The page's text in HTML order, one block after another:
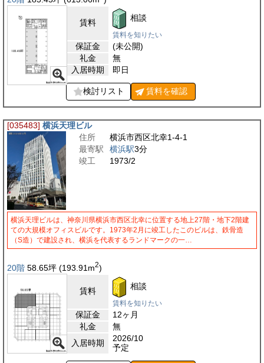
賃料 相談
賃料を知りたい
保証金
(未公開)
礼金
無
入居時期
即日
検討リスト 賃料を確認
[035483] 横浜天理ビル
住所
横浜市西区北幸1-4-1
最寄駅
横浜駅3分
竣工
1973/2
横浜天理ビルは、神奈川県横浜市西区北幸に位置する地上27階・地下2階建
ての大規模オフィスビルです。1973年2月に竣工したこのビルは、鉄骨造
（S造）で建設され、横浜を代表するランドマークの一…
20階 58.65坪 (193.91 m2)
賃料 相談
賃料を知りたい
保証金
12ヶ月
礼金
無
入居時期
2026/10
予定